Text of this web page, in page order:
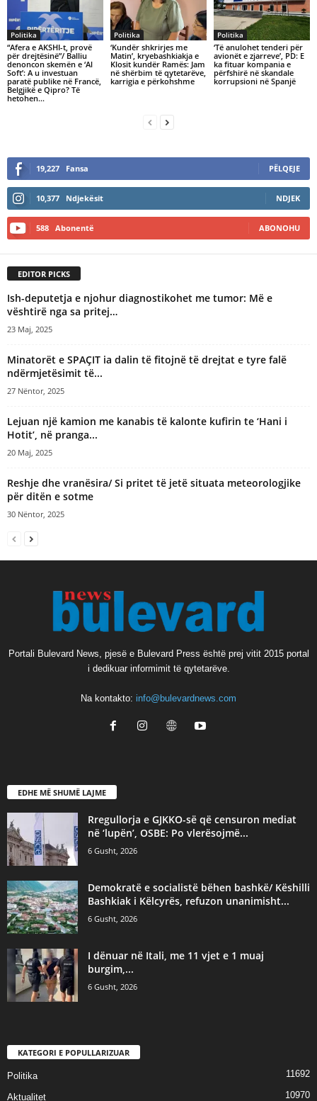
Politika
“Afera e AKSHI-t, provë
për drejtësinë”/ Balliu
denoncon skemën e ‘Al
Soft’: A u investuan
paratë publike në Francë,
Belgjikë e Qipro? Të
hetohen...
Politika
‘Kundër shkrirjes me
Matin’, kryebashkiakja e
Klosit kundër Ramës: Jam
në shërbim të qytetarëve,
karrigia e përkohshme
Politika
‘Të anulohet tenderi për
avionët e zjarreve’, PD: E
ka fituar kompania e
përfshirë në skandale
korrupsioni në Spanjë
19,227 Fansa PËLQEJE
10,377 Ndjekësit NDJEK
588 Abonentë ABONOHU
EDITOR PICKS
Ish-deputetja e njohur diagnostikohet me tumor: Më e
vështirë nga sa pritej…
23 Maj, 2025
Minatorët e SPAÇIT ia dalin të fitojnë të drejtat e tyre falë
ndërmjetësimit të...
27 Nëntor, 2025
Lejuan një kamion me kanabis të kalonte kufirin te ‘Hani i
Hotit’, në pranga...
20 Maj, 2025
Reshje dhe vranësira/ Si pritet të jetë situata meteorologjike
për ditën e sotme
30 Nëntor, 2025
Portali Bulevard News, pjesë e Bulevard Press është prej vitit 2015 portal
i dedikuar informimit të qytetarëve.
Na kontakto: info@bulevardnews.com
EDHE MË SHUMË LAJME
Rregullorja e GJKKO-së që censuron mediat
në ‘lupën’, OSBE: Po vlerësojmë...
6 Gusht, 2026
Demokratë e socialistë bëhen bashkë/ Këshilli
Bashkiak i Këlcyrës, refuzon unanimisht...
6 Gusht, 2026
I dënuar në Itali, me 11 vjet e 1 muaj
burgim,...
6 Gusht, 2026
KATEGORI E POPULLARIZUAR
Politika 11692
Aktualitet 10970